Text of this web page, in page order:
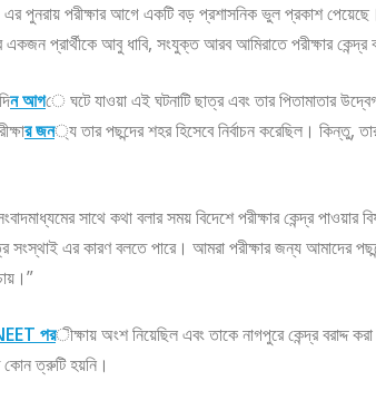
পরীক্ষার আগে একটি বড় প্রশাসনিক ভুল প্রকাশ পেয়েছে।
একজন প্রার্থীকে আবু ধাবি, সংযুক্ত আরব আমিরাতে পরীক্ষার কেন্দ্র
ন আগে ঘটে যাওয়া এই ঘটনাটি ছাত্র এবং তার পিতামাতার
র জন্য তার পছন্দের শহর হিসেবে নির্বাচন করেছিল। কিন্তু,
সাথে কথা বলার সময় বিদেশে পরীক্ষার কেন্দ্র
এর কারণ বলতে পারে। আমরা পরীক্ষার জন্য আমাদের
পরীক্ষায় অংশ নিয়েছিল এবং তাকে নাগপুরে কেন্দ্র বরাদ্দ
কোন ত্রুটি হয়নি।